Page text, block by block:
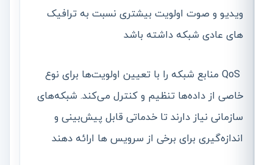
ویدیو و صوت اولویت بیشتری نسبت به ترافیک
های عادی شبکه داشته باشد
QoS منابع شبکه را با تعیین اولویت‌ها برای نوع
خاصی از داده‌ها تنظیم و کنترل می‌کند. شبکه‌های
سازمانی نیاز دارند تا خدماتی قابل پیش‌بینی و
اندازه‌گیری برای برخی از سرویس ها ارائه دهند